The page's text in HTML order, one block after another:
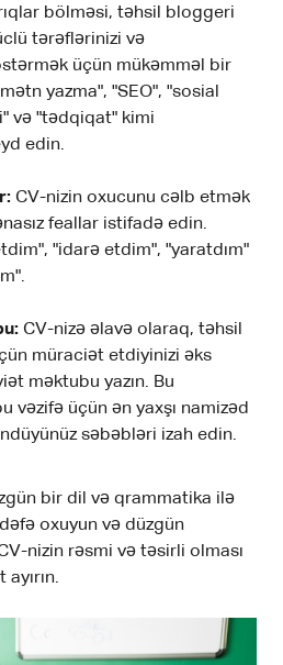
bölməsi, təhsil bloggeri
tərəflərinizi və
üçün mükəmməl bir
yazma", "SEO", "sosial
və "tədqiqat" kimi
edin.
CV-nizin oxucunu cəlb etmək
feallar istifadə edin.
"idarə etdim", "yaratdım"
CV-nizə əlavə olaraq, təhsil
müraciət etdiyinizi əks
məktubu yazın. Bu
vəzifə üçün ən yaxşı namizəd
səbəbləri izah edin.
bir dil və qrammatika ilə
oxuyun və düzgün
nizin rəsmi və təsirli olması